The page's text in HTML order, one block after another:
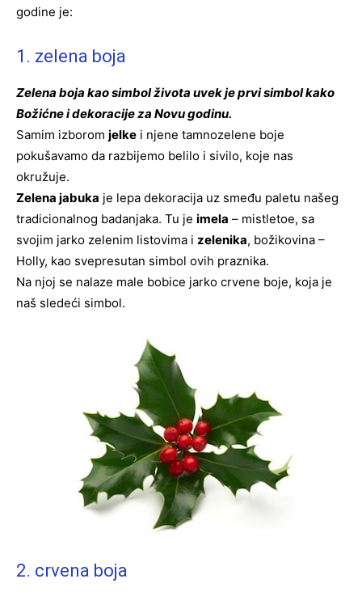
godine je:
1. zelena boja
Zelena boja kao simbol života uvek je prvi simbol kako
Božićne i dekoracije za Novu godinu.
Samim izborom jelke i njene tamnozelene boje
pokušavamo da razbijemo belilo i sivilo, koje nas
okružuje.
Zelena jabuka je lepa dekoracija uz smeđu paletu našeg
tradicionalnog badanjaka. Tu je imela – mistletoe, sa
svojim jarko zelenim listovima i zelenika, božikovina –
Holly, kao svepresutan simbol ovih praznika.
Na njoj se nalaze male bobice jarko crvene boje, koja je
naš sledeći simbol.
2. crvena boja